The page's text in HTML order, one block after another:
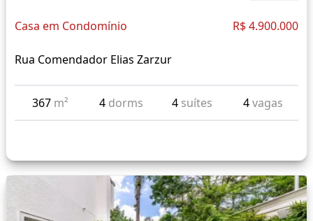
Casa em Condomínio R$ 4.900.000
Rua Comendador Elias Zarzur
367 m² 4 dorms 4 suítes 4vagas